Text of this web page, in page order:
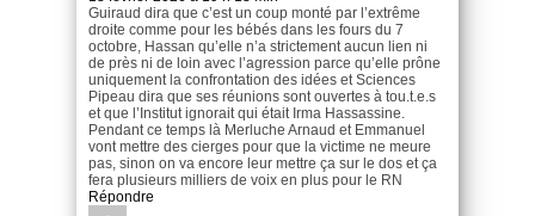
Guiraud dira que c’est un coup monté par l’extrême
droite comme pour les bébés dans les fours du 7
octobre, Hassan qu’elle n’a strictement aucun lien ni
de près ni de loin avec l’agression parce qu’elle prône
uniquement la confrontation des idées et Sciences
Pipeau dira que ses réunions sont ouvertes à tou.t.e.s
et que l’Institut ignorait qui était Irma Hassassine.
Pendant ce temps là Merluche Arnaud et Emmanuel
vont mettre des cierges pour que la victime ne meure
pas, sinon on va encore leur mettre ça sur le dos et ça
fera plusieurs milliers de voix en plus pour le RN
Répondre